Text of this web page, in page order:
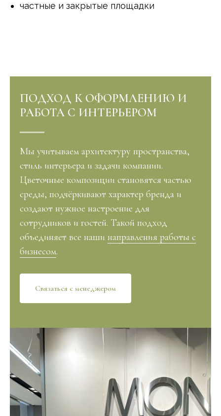
частные и закрытые площадки
ПОДХОД К ОФОРМЛЕНИЮ И
РАБОТА С ИНТЕРЬЕРОМ
Мы учитываем архитектуру пространства,
стиль интерьера и задачи компании.
Цветочные композиции становятся частью
среды, подчёркивают характер бренда и
создают нужное настроение для
сотрудников и гостей. Такой подход
объединяет все наши направления работы с
бизнесом.
Связаться с менеджером